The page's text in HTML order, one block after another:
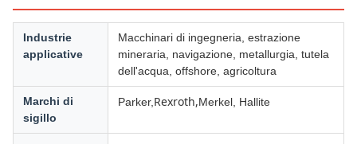
Industrie
applicative
Macchinari di ingegneria, estrazione
mineraria, navigazione, metallurgia, tutela
dell'acqua, offshore, agricoltura
Marchi di
sigillo
Parker, Rexroth,Merkel, Hallite